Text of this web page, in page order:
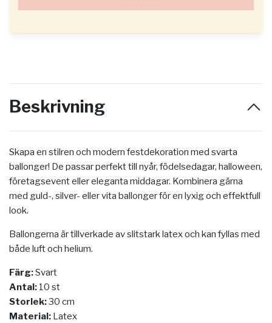
Beskrivning
Skapa en stilren och modern festdekoration med svarta
ballonger! De passar perfekt till nyår, födelsedagar, halloween,
företagsevent eller eleganta middagar. Kombinera gärna
med guld-, silver- eller vita ballonger för en lyxig och effektfull
look.
Ballongerna är tillverkade av slitstark latex och kan fyllas med
både luft och helium.
Färg:Svart
Antal: 10 st
Storlek:30 cm
Material: Latex